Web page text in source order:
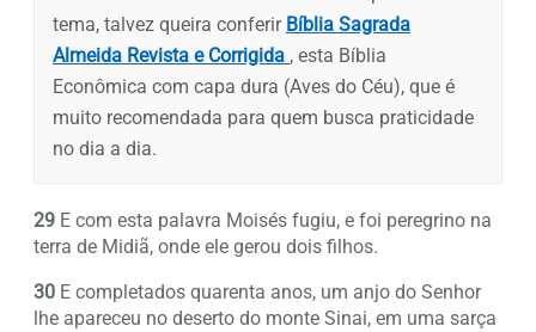
tema, talvez queira conferir Bíblia Sagrada
Almeida Revista e Corrigida , esta Bíblia
Econômica com capa dura (Aves do Céu), que é
muito recomendada para quem busca praticidade
no dia a dia.
29 E com esta palavra Moisés fugiu, e foi peregrino na
terra de Midiã, onde ele gerou dois filhos.
30 E completados quarenta anos, um anjo do Senhor
lhe apareceu no deserto do monte Sinai, em uma sarça